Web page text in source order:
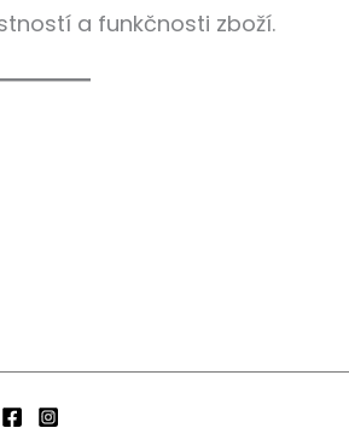
a funkčnosti zboží.